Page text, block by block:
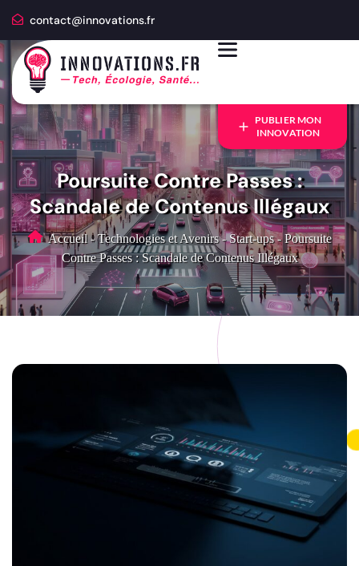
contact@innovations.fr
PUBLIER MON
INNOVATION
Poursuite Contre Passes :
Scandale de Contenus Illégaux
Accueil - Technologies et Avenirs - Start-ups - Poursuite
Contre Passes : Scandale de Contenus Illégaux